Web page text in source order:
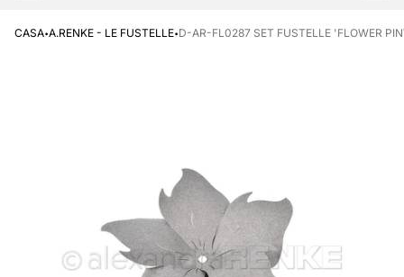
CASA·A.RENKE - LE FUSTELLE·D-AR-FL0287 SET FUSTELLE 'FLOWER